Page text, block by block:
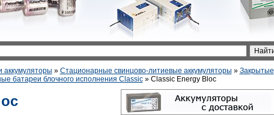
аккумуляторы » Стационарные свинцово-литиевые аккумуляторы » Закрытые
батареи блочного исполнения Classic» Classic Energy Bloc